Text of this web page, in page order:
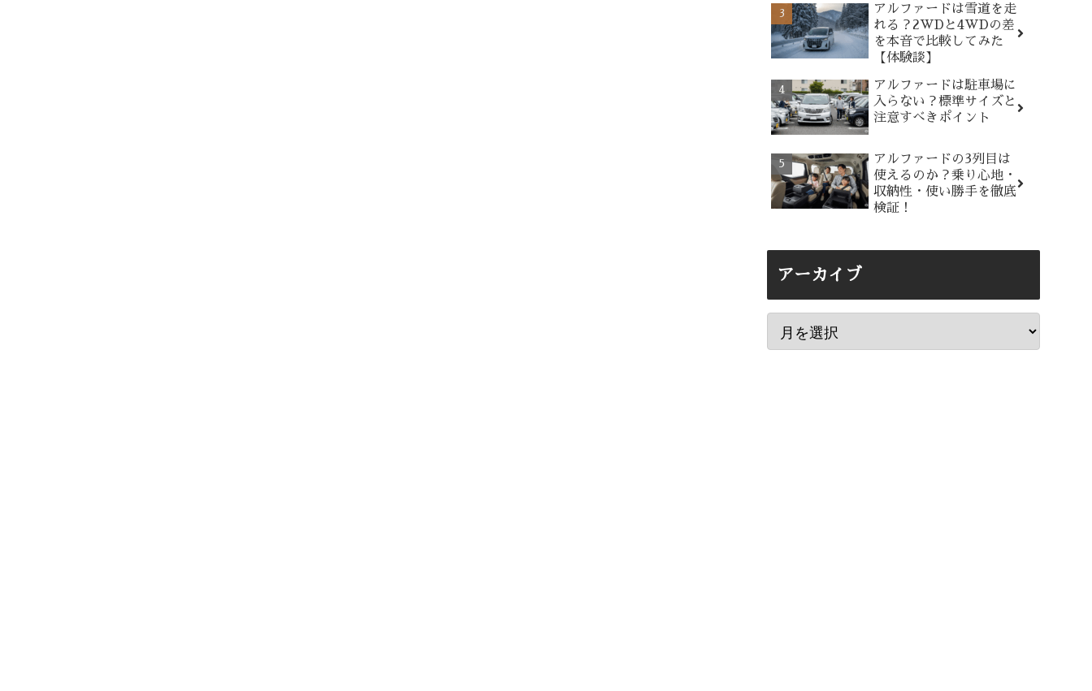
アルファードは雪道を走
れる？2WDと4WDの差
を本音で比較してみた
【体験談】
アルファードは駐車場に
入らない？標準サイズと
注意すべきポイント
アルファードの3列目は
使えるのか？乗り心地・
収納性・使い勝手を徹底
検証！
アーカイブ